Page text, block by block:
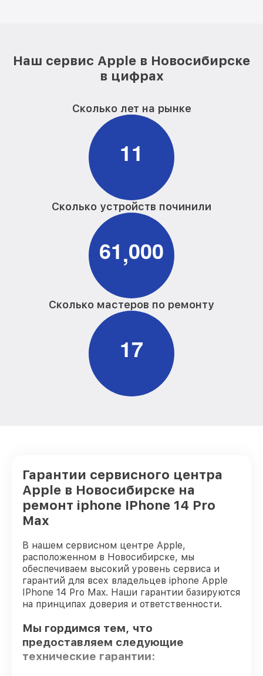
Наш сервис Apple в Новосибирске
в цифрах
Сколько лет на рынке
11
Сколько устройств починили
61,000
Сколько мастеров по ремонту
17
Гарантии сервисного центра
Apple в Новосибирске на
ремонт iphone IPhone 14 Pro
Max
В нашем сервисном центре Apple,
расположенном в Новосибирске, мы
обеспечиваем высокий уровень сервиса и
гарантий для всех владельцев iphone Apple
IPhone 14 Pro Max. Наши гарантии базируются
на принципах доверия и ответственности.
Мы гордимся тем, что
предоставляем следующие
технические гарантии: